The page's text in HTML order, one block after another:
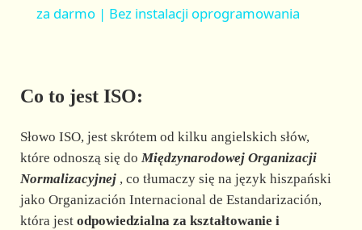
a
i
d
za darmo | Bez instalacji oprogramowania
Co to jest ISO:
Słowo ISO, jest skrótem od kilku angielskich słów,
które odnoszą się do Międzynarodowej Organizacji
Normalizacyjnej, co tłumaczy się na język hiszpański
jako Organización Internacional de Estandarización,
która jest odpowiedzialna za kształtowanie i